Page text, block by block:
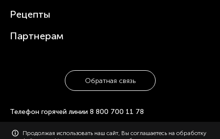
Посуда
Рецепты
Партнерам
Обратная связь
Телефон горячей линии 8 800 700 11 78
© 2006-2026 «Polaris». Все права защищены. Использование
Продолжая использовать наш сайт, Вы соглашаетесь на обработку